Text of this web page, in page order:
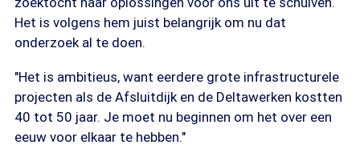
Het is volgens hem juist belangrijk om nu dat
onderzoek al te doen.
"Het is ambitieus, want eerdere grote infrastructurele
projecten als de Afsluitdijk en de Deltawerken kostten
40 tot 50 jaar. Je moet nu beginnen om het over een
eeuw voor elkaar te hebben."